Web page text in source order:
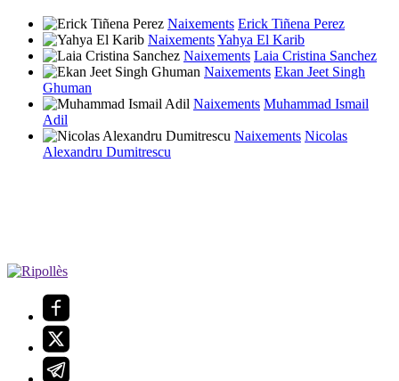
Naixements Erick Tiñena Perez
NaixementsYahya El Karib
Naixements Laia Cristina Sanchez
Naixements Ekan Jeet Singh
Ghuman
Naixements Muhammad Ismail
Adil
Naixements Nicolas
Alexandru Dumitrescu